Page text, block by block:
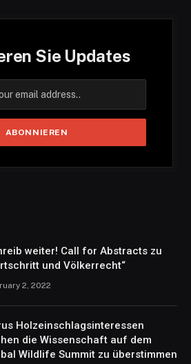
Sie Updates
weiter! Call for Abstracts zu
und Völkerrecht“
2, 2022
Holzeinschlagsinteressen
die Wissenschaft auf dem
Wildlife Summit zu überstimmen